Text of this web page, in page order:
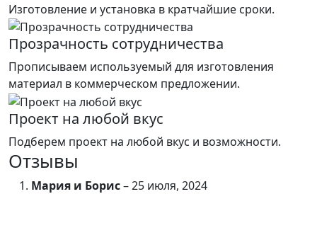
Изготовление и установка в кратчайшие сроки.
Прозрачность сотрудничества
Прописываем используемый для изготовления
материал в коммерческом предложении.
Проект на любой вкус
Подберем проект на любой вкус и возможности.
Отзывы
Мария и Борис–25 июля, 2024